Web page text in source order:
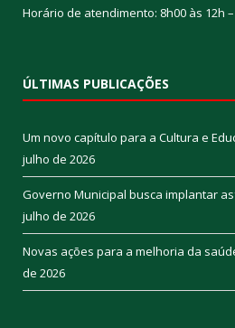
Horário de atendimento: 8h00 às 12h
ÚLTIMAS PUBLICAÇÕES
Um novo capítulo para a Cultura e
julho de 2026
Governo Municipal busca implantar
julho de 2026
Novas ações para a melhoria da
de 2026